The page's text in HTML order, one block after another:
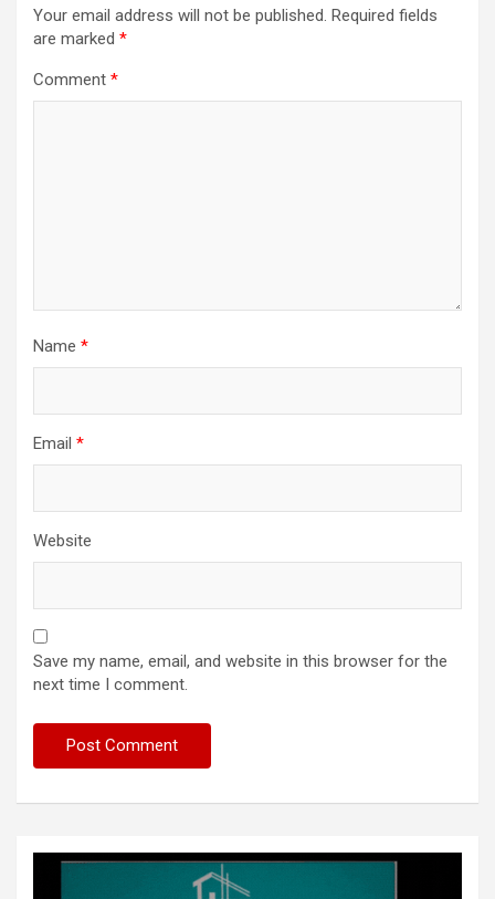
Your email address will not be published. Required fields
are marked *
Comment *
Name *
Email *
Website
Save my name, email, and website in this browser for the
next time I comment.